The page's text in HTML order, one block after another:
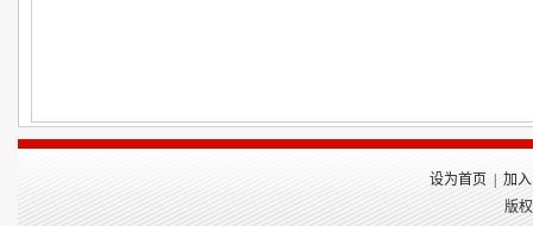
设为首页
加
版